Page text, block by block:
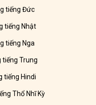
tiếng Đức
tiếng Nhật
tiếng Nga
tiếng Trung
tiếng Hindi
Thổ Nhĩ Kỳ